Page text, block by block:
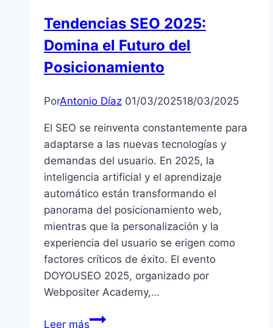
Entrar
en
Mayor
de
SEOs
Hispana
Tendencias SEO 2025:
Domina el Futuro del
Posicionamiento
PorAntonio Díaz 01/03/202518/03/2025
El SEO se reinventa constantemente para
adaptarse a las nuevas tecnologías y
demandas del usuario. En 2025, la
inteligencia artificial y el aprendizaje
automático están transformando el
panorama del posicionamiento web,
mientras que la personalización y la
experiencia del usuario se erigen como
factores críticos de éxito. El evento
DOYOUSEO 2025, organizado por
Webpositer Academy,…
Leer másTendencias